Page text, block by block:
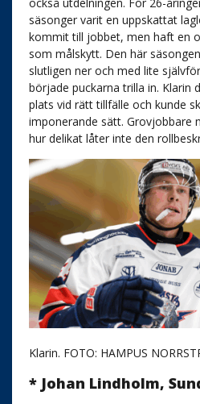
säsonger varit en uppskattat
kommit till jobbet, men haft en
som målskytt. Den här
slutligen ner och med lite
började puckarna trilla in. Klarin
plats vid rätt tillfälle och kunde
imponerande sätt. Grovjobbare
hur delikat låter inte den
Klarin. FOTO: HAMPUS
* Johan Lindholm,